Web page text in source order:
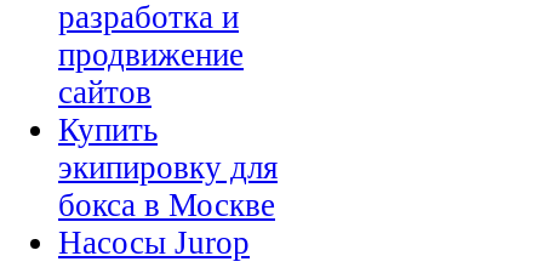
разработка и
продвижение
сайтов
Купить
экипировку для
бокса в Москве
Насосы Jurop